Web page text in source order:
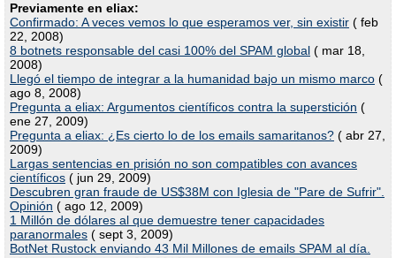
Previamente en eliax:
Confirmado: A veces vemos lo que esperamos ver, sin existir ( feb
22, 2008)
8 botnets responsable del casi 100% del SPAM global ( mar 18,
2008)
Llegó el tiempo de integrar a la humanidad bajo un mismo marco (
ago 8, 2008)
Pregunta a eliax: Argumentos científicos contra la superstición (
ene 27, 2009)
Pregunta a eliax: ¿Es cierto lo de los emails samaritanos? ( abr 27,
2009)
Largas sentencias en prisión no son compatibles con avances
científicos ( jun 29, 2009)
Descubren gran fraude de US$38M con Iglesia de "Pare de Sufrir".
Opinión ( ago 12, 2009)
1 Millón de dólares al que demuestre tener capacidades
paranormales ( sept 3, 2009)
BotNet Rustock enviando 43 Mil Millones de emails SPAM al día.